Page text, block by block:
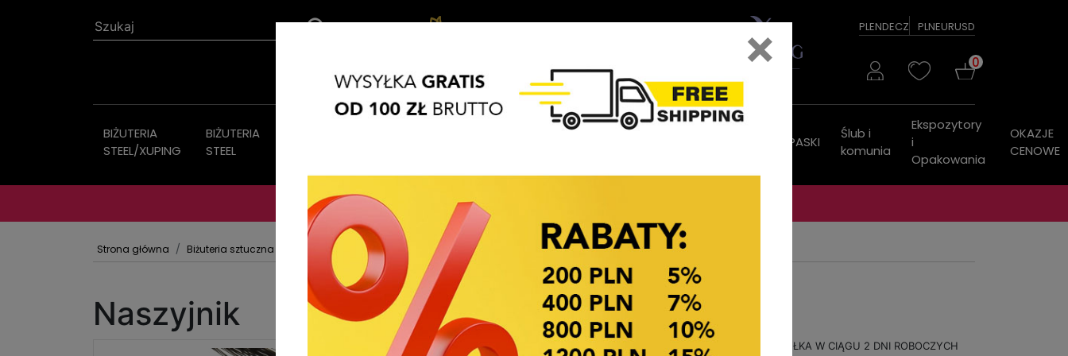
PLENDECZ PLNEURUSD
0
BIŻUTERIA
STEEL/XUPING
BIŻUTERIA
STEEL
Ozdoby
Akcesoria
PASKI
Ślub i
komunia
Ekspozytory
i
Opakowania
OKAZJE
CENOWE
OKAZJE CENOWE! OKAZJE CENOWE!
Strona główna Biżuteria sztuczna Naszyjniki
Naszyjnik
Dostępność:
WYSYŁKA W CIĄGU 2 DNI ROBOCZYCH
×